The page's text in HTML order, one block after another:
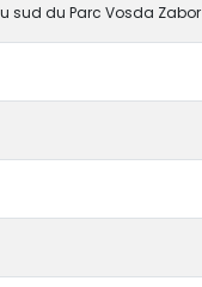
sud du Parc Vosda Zabor